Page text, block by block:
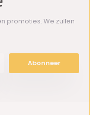
promoties. We zullen
Abonneer